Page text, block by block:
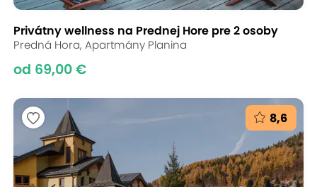
Privátny wellness na Prednej Hore pre 2 osoby
Predná Hora, Apartmány Planina
od 69,00 €
8,6